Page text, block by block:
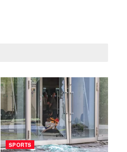
SPORTS